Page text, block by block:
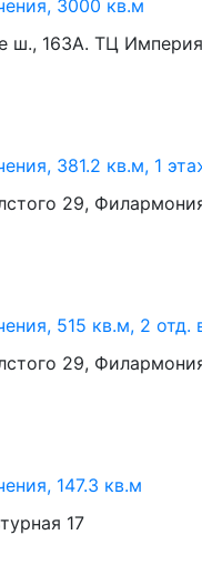
3000 кв.м
ш., 163А. ТЦ Империя
381.2 кв.м, 1
29,
515 кв.м, 2 отд.
29,
147.3 кв.м
17